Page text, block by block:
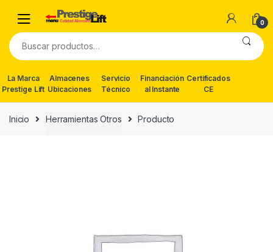
navigation
content
0
Buscar
por:
La Marca
Prestige Lift
Almacenes
Ubicaciones
Servicio
Técnico
Financiación
al Instante
Certificados
CE
Inicio Herramientas Otros Producto